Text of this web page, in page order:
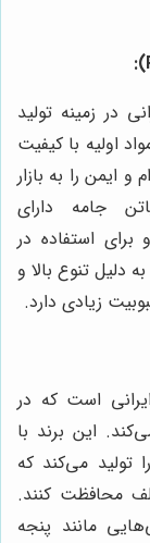
در زمینه تولید
اولیه با کیفیت
ایمن را به بازار
جامه دارای
برای استفاده در
تنوع بالا و
زیادی دارد.
است که در
این برند با
تولید می‌کند که
محافظت کنند.
مانند پنجه